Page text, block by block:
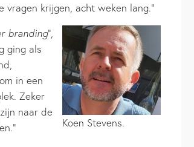
krijgen, acht weken lang.”
Koen Stevens.
branding”,
ging als
in een
Zeker
naar de